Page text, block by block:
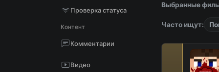
Проверка статуса
Контент
Комментарии
Видео
Выбранные
Часто ищут: